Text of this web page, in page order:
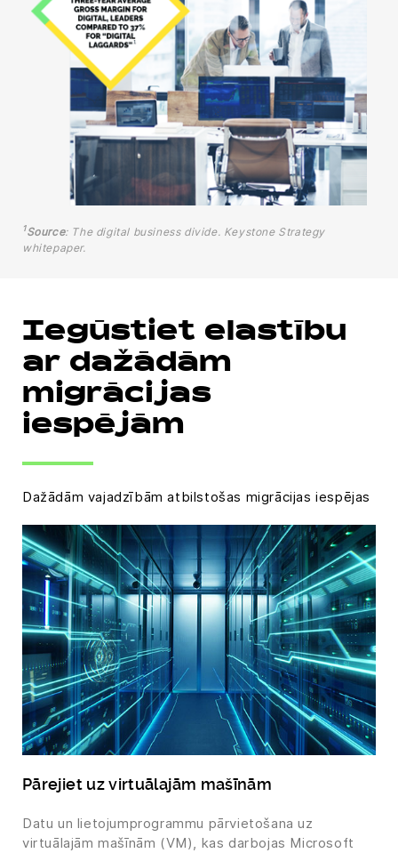
1Source: The digital business divide. Keystone Strategy
whitepaper.
Iegūstiet elastību
ar dažādām
migrācijas
iespējām
Dažādām vajadzībām atbilstošas migrācijas iespējas
Pārejiet uz virtuālajām mašīnām
Datu un lietojumprogrammu pārvietošana uz
virtuālajām mašīnām (VM), kas darbojas Microsoft